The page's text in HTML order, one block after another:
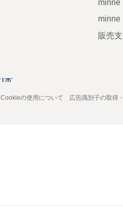
minne
minne
販売
Cookieの使用について 広告識別子の取得